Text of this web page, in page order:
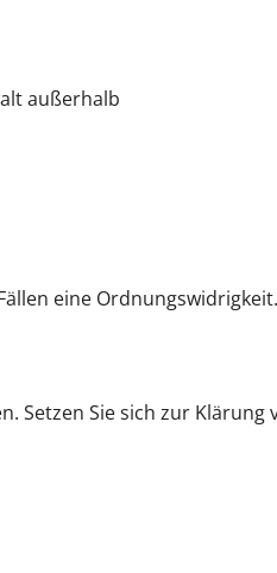
außerhalb
eine Ordnungswidrigkeit.
Setzen Sie sich zur Klärung